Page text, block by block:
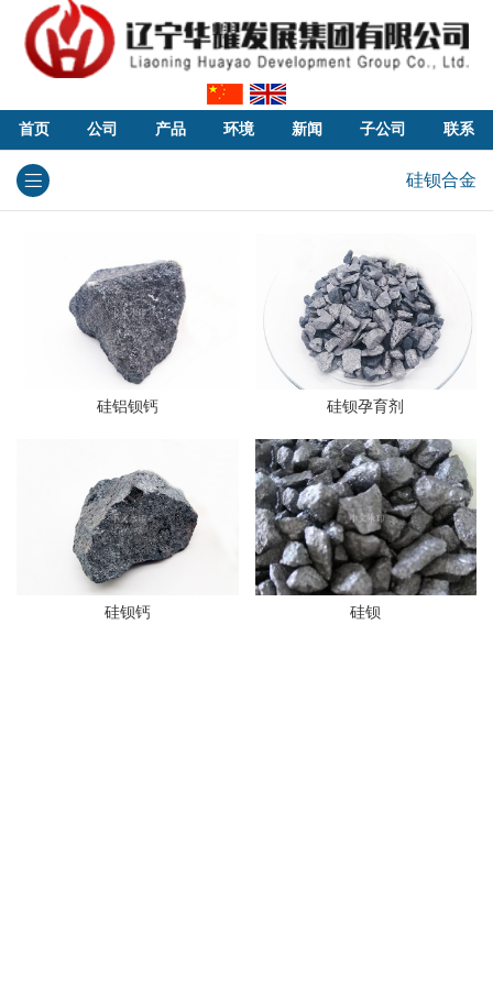
首页 公司 产品 环境 新闻 子公司 联系
硅钡合金
硅铝钡钙 硅钡孕育剂
硅钡钙 硅钡